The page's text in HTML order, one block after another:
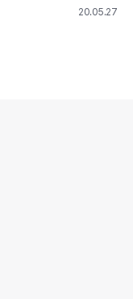
20.05.27